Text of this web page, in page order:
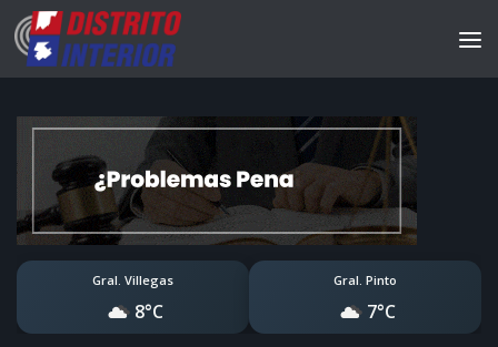
Gral. Villegas
8°C
Gral. Pinto
7°C